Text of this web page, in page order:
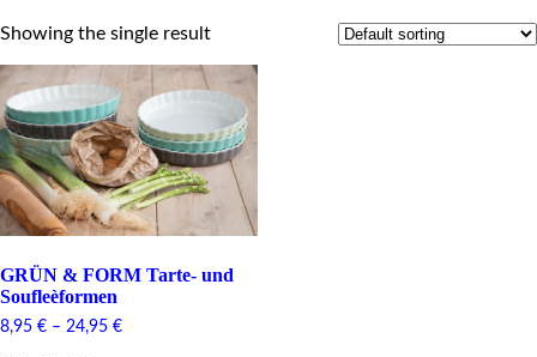
Showing the single result
GRÜN & FORM Tarte- und
Soufleèformen
8,95 € – 24,95 €